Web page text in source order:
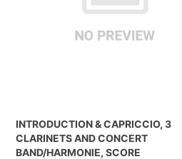
INTRODUCTION & CAPRICCIO, 3
CLARINETS AND CONCERT
BAND/HARMONIE, SCORE